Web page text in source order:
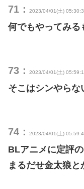
71： 2023/04/01(土)
何でもやってみる
73： 2023/04/01(土)
そこはシンやらな
74： 2023/04/01(土)
BLアニメに定評
まるだせ金太狼